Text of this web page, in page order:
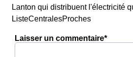
Lanton qui distribuent l'électricité
ListeCentralesProches
Laisser un commentaire*